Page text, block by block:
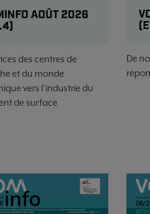
AOÛT 2026
des centres de
et du monde
vers l’industrie du
de surface
De